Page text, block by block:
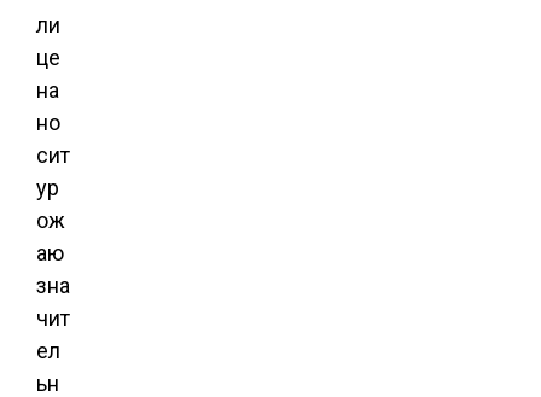
ли
це
на
но
сит
ур
ож
аю
зна
чит
ел
ьн